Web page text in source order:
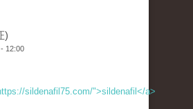
)
12:00
sildenafil75.com/">sildenafil</a>